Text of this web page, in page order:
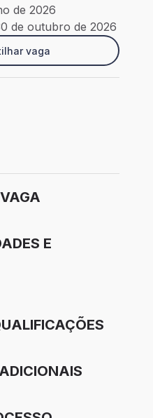
de 2026
de outubro de 2026
vaga
- SP
E